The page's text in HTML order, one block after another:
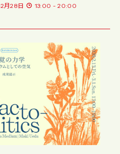
月28日 13:00 - 20:00